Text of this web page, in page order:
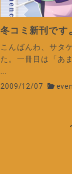
冬コミ新刊です
こんばんわ、サタ
た。一冊目は「あ
...
2009/12/07
1